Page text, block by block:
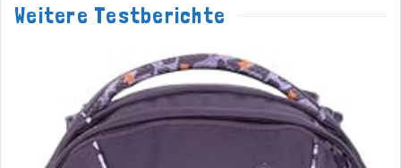
Weitere Testberichte